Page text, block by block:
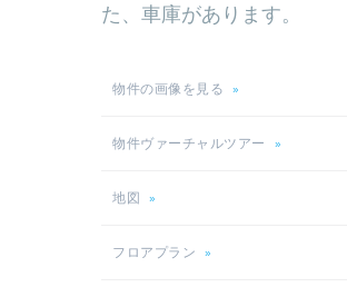
た、車庫があります。
物件の画像を見る »
物件ヴァーチャルツアー »
地図 »
フロアプラン »